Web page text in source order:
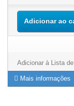
Adicionar ao
Adicionar à Lista
Mais informações